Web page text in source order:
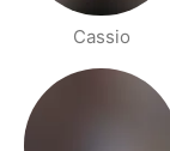
Cassio